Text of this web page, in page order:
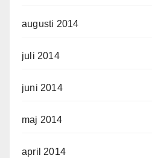
augusti 2014
juli 2014
juni 2014
maj 2014
april 2014